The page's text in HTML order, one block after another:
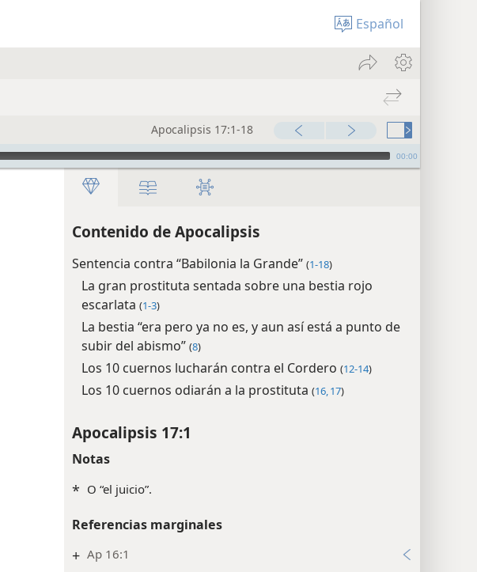
Español
Apocalipsis 17:1-18
00:00
Contenido de Apocalipsis
Sentencia contra “Babilonia la Grande” (1-18)
La gran prostituta sentada sobre una bestia rojo
escarlata (1-3)
La bestia “era pero ya no es, y aun así está a punto de
subir del abismo” (8)
Los 10 cuernos lucharán contra el Cordero (12-14)
Los 10 cuernos odiarán a la prostituta (16, 17)
Apocalipsis 17:1
Notas
* O “el juicio”.
Referencias marginales
+ Ap 16:1